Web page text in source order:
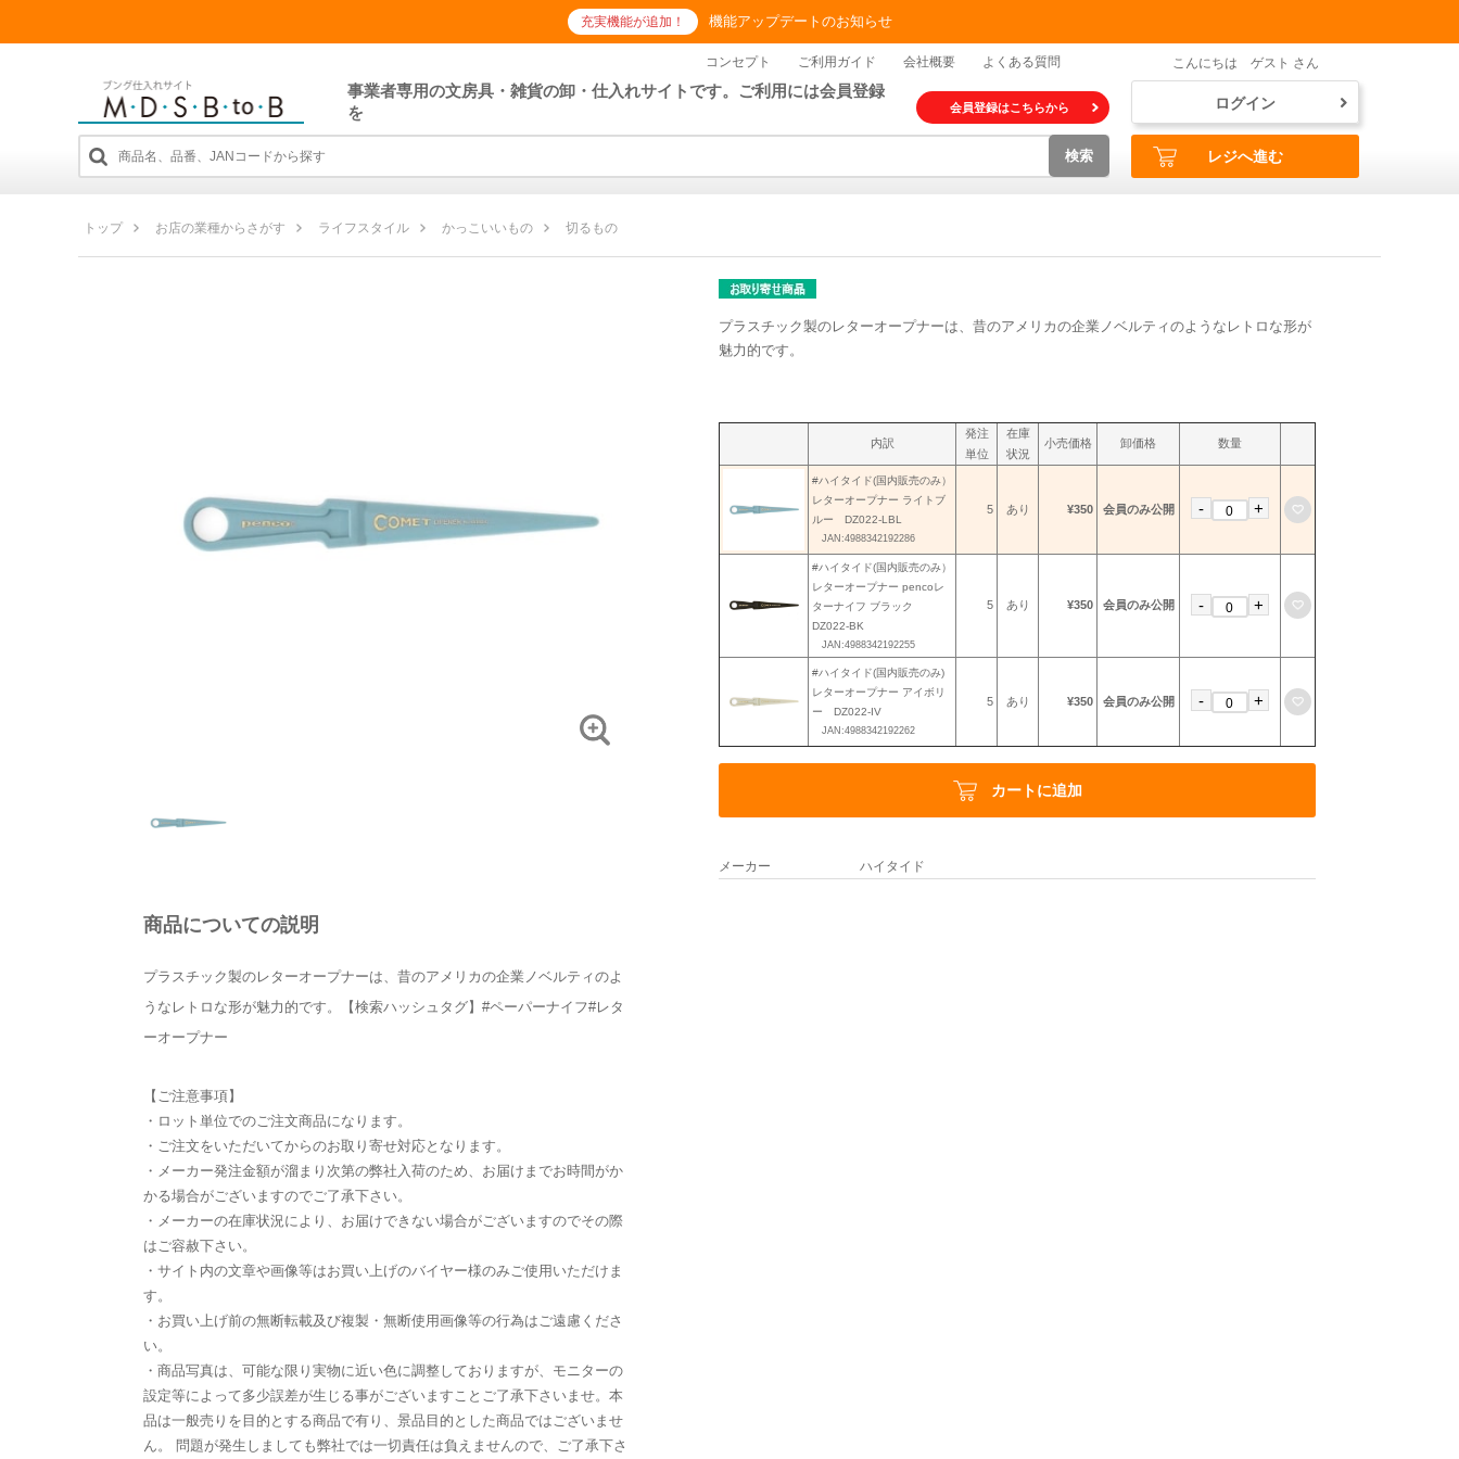
充実機能が追加！ 機能アップデートのお知らせ
コンセプト ご利用ガイド 会社概要 よくある質問
事業者専用の文房具・雑貨の卸・仕入れサイトです。ご利用には会員登録
を
会員登録はこちらから
検索
こんにちは ゲスト さん
ログイン
レジへ進む
トップ お店の業種からさがす ライフスタイル かっこいいもの 切るもの
商品についての説明
プラスチック製のレターオープナーは、昔のアメリカの企業ノベルティのよ
うなレトロな形が魅力的です。【検索ハッシュタグ】#ペーパーナイフ#レタ
ーオープナー
【ご注意事項】
・ロット単位でのご注文商品になります。
・ご注文をいただいてからのお取り寄せ対応となります。
・メーカー発注金額が溜まり次第の弊社入荷のため、お届けまでお時間がか
かる場合がございますのでご了承下さい。
・メーカーの在庫状況により、お届けできない場合がございますのでその際
はご容赦下さい。
・サイト内の文章や画像等はお買い上げのバイヤー様のみご使用いただけま
す。
・お買い上げ前の無断転載及び複製・無断使用画像等の行為はご遠慮くださ
い。
・商品写真は、可能な限り実物に近い色に調整しておりますが、モニターの
設定等によって多少誤差が生じる事がございますことご了承下さいませ。本
品は一般売りを目的とする商品で有り、景品目的とした商品ではございませ
ん。 問題が発生しましても弊社では一切責任は負えませんので、ご了承下さ
プラスチック製のレターオープナーは、昔のアメリカの企業ノベルティのようなレトロな形が
魅力的です。
内訳
発注
単位
在庫
状況
小売価格 卸価格 数量
#ハイタイド(国内販売のみ）
レターオープナー ライトブ
ルー DZ022-LBL
JAN:4988342192286
5 あり ¥350 会員のみ公開 - +
#ハイタイド(国内販売のみ）
レターオープナー pencoレ
ターナイフ ブラック
DZ022-BK
JAN:4988342192255
5 あり ¥350 会員のみ公開 - +
#ハイタイド(国内販売のみ)
レターオープナー アイボリ
ー DZ022-IV
JAN:4988342192262
5 あり ¥350 会員のみ公開 - +
カートに追加
メーカー ハイタイド